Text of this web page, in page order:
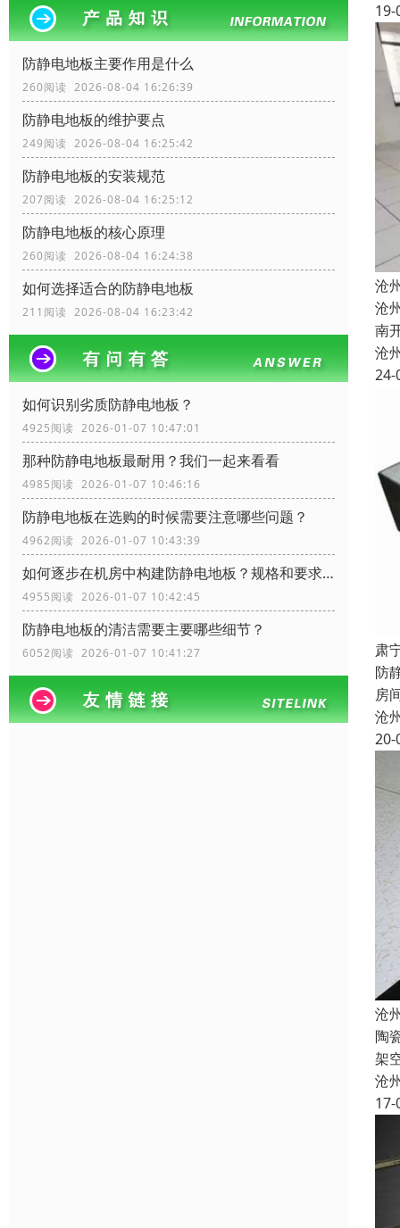
防静电地板主要作用是什么
260阅读 2026-08-04 16:26:39
防静电地板的维护要点
249阅读 2026-08-04 16:25:42
防静电地板的安装规范
207阅读 2026-08-04 16:25:12
防静电地板的核心原理
260阅读 2026-08-04 16:24:38
如何选择适合的防静电地板
211阅读 2026-08-04 16:23:42
如何识别劣质防静电地板？
4925阅读 2026-01-07 10:47:01
那种防静电地板最耐用？我们一起来看看
4985阅读 2026-01-07 10:46:16
防静电地板在选购的时候需要注意哪些问题？
4962阅读 2026-01-07 10:43:39
如何逐步在机房中构建防静电地板？规格和要求？
4955阅读 2026-01-07 10:42:45
防静电地板的清洁需要主要哪些细节？
6052阅读 2026-01-07 10:41:27
19-
沧
沧
南
沧
24-
肃
防
房
沧
20-
沧
陶
架
沧
17-